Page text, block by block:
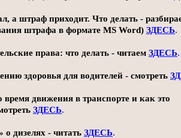
а штраф приходит. Что делать -
штрафа в формате MS Word) ЗДЕСЬ.
права: что делать - читаем ЗДЕСЬ.
здоровья для водителей - смотреть
движения в транспорте и как это
ЗДЕСЬ.
дизелях - читать ЗДЕСЬ.